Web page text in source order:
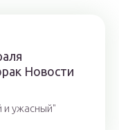
Новости
и ужасный"